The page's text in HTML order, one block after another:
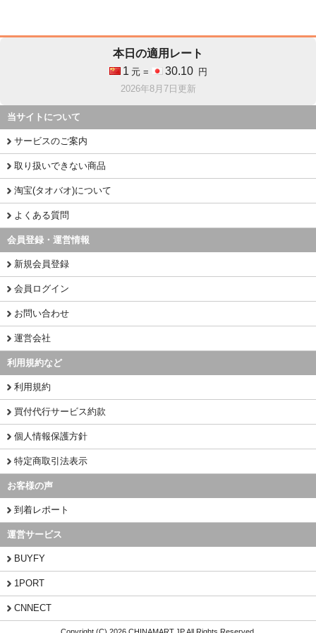
本日の適用レート
1 元 = 30.10
円
2026年8月7日更新
当サイトについて
サービスのご案内
取り扱いできない商品
淘宝(タオバオ)について
よくある質問
会員登録・運営情報
新規会員登録
会員ログイン
お問い合わせ
運営会社
利用規約など
利用規約
買付代行サービス約款
個人情報保護方針
特定商取引法表示
お客様の声
到着レポート
運営サービス
BUYFY
1PORT
CNNECT